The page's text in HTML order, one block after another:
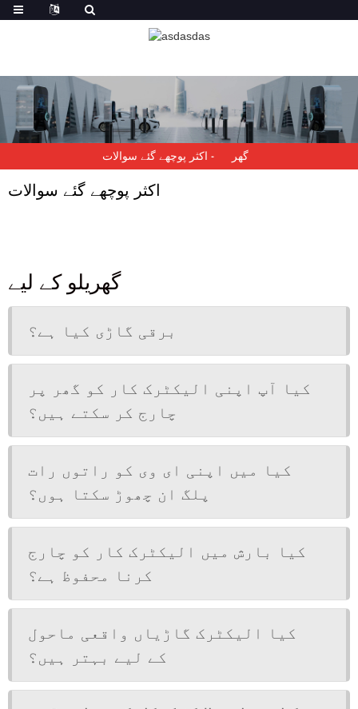
گھر اکثر پوچھے گئے سوالات
اکثر پوچھے گئے سوالات
گھریلو کے لیے
برقی گاڑی کیا ہے؟
کیا آپ اپنی الیکٹرک کار کو گھر پر
چارج کر سکتے ہیں؟
کیا میں اپنی ای وی کو راتوں رات
پلگ ان چھوڑ سکتا ہوں؟
کیا بارش میں الیکٹرک کار کو چارج
کرنا محفوظ ہے؟
کیا الیکٹرک گاڑیاں واقعی ماحول
کے لیے بہتر ہیں؟